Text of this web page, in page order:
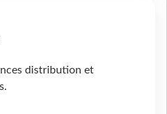
distribution et